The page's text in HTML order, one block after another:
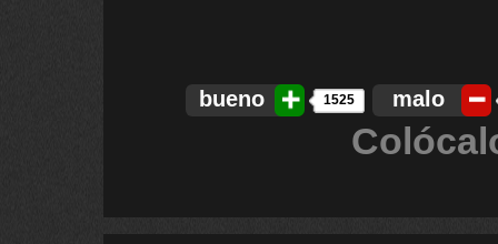
bueno 1525 malo